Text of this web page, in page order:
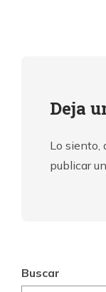
Deja
Lo siento,
publicar
Buscar